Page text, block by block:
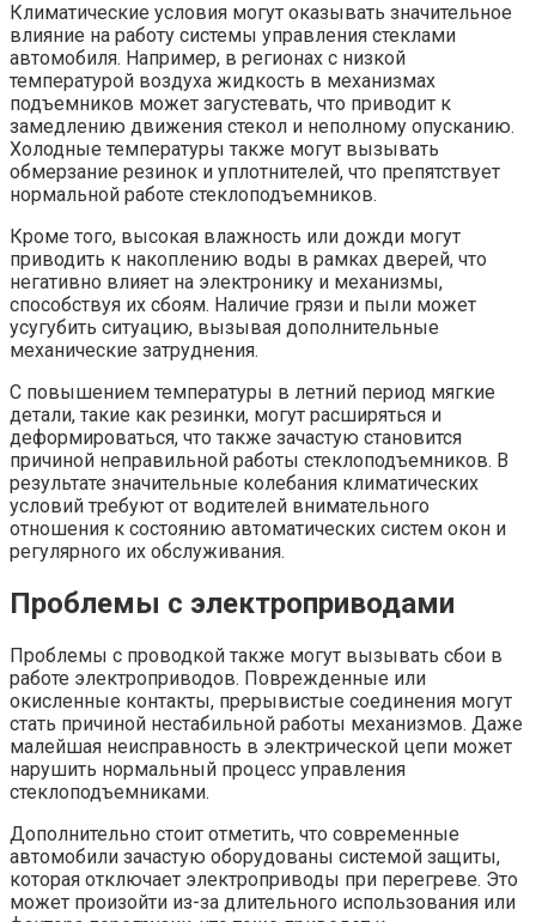
Климатические условия могут оказывать значительное
влияние на работу системы управления стеклами
автомобиля. Например, в регионах с низкой
температурой воздуха жидкость в механизмах
подъемников может загустевать, что приводит к
замедлению движения стекол и неполному опусканию.
Холодные температуры также могут вызывать
обмерзание резинок и уплотнителей, что препятствует
нормальной работе стеклоподъемников.
Кроме того, высокая влажность или дожди могут
приводить к накоплению воды в рамках дверей, что
негативно влияет на электронику и механизмы,
способствуя их сбоям. Наличие грязи и пыли может
усугубить ситуацию, вызывая дополнительные
механические затруднения.
С повышением температуры в летний период мягкие
детали, такие как резинки, могут расширяться и
деформироваться, что также зачастую становится
причиной неправильной работы стеклоподъемников. В
результате значительные колебания климатических
условий требуют от водителей внимательного
отношения к состоянию автоматических систем окон и
регулярного их обслуживания.
Проблемы с электроприводами
Проблемы с проводкой также могут вызывать сбои в
работе электроприводов. Поврежденные или
окисленные контакты, прерывистые соединения могут
стать причиной нестабильной работы механизмов. Даже
малейшая неисправность в электрической цепи может
нарушить нормальный процесс управления
стеклоподъемниками.
Дополнительно стоит отметить, что современные
автомобили зачастую оборудованы системой защиты,
которая отключает электроприводы при перегреве. Это
может произойти из-за длительного использования или